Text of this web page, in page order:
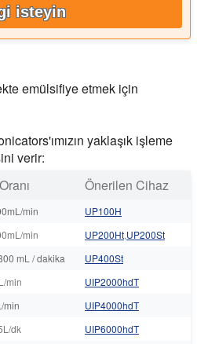
isteyin
emülsifiye etmek için
yaklaşık işleme
verir:
Önerilen Cihaz
min
UP100H
min UP200Ht,UP200St
mL / dakika
UP400St
min
UIP2000hdT
min
UIP4000hdT
dk
UIP6000hdT